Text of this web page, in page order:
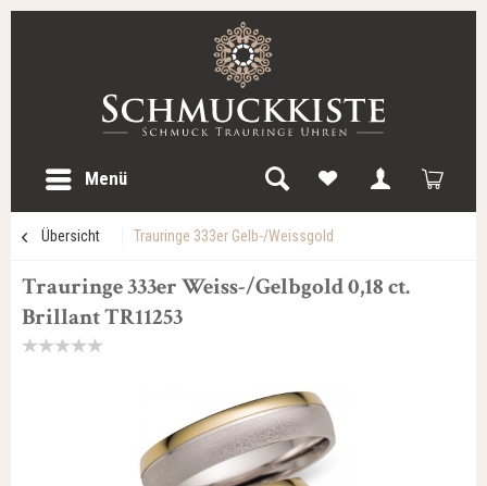
Menü
Übersicht Trauringe 333er Gelb-/Weissgold
Trauringe 333er Weiss-/Gelbgold 0,18 ct.
Brillant TR11253